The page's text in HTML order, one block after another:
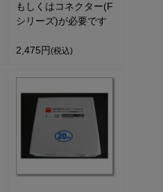
もしくはコネクター(F
シリーズ)が必要です
2,475円 (税込)